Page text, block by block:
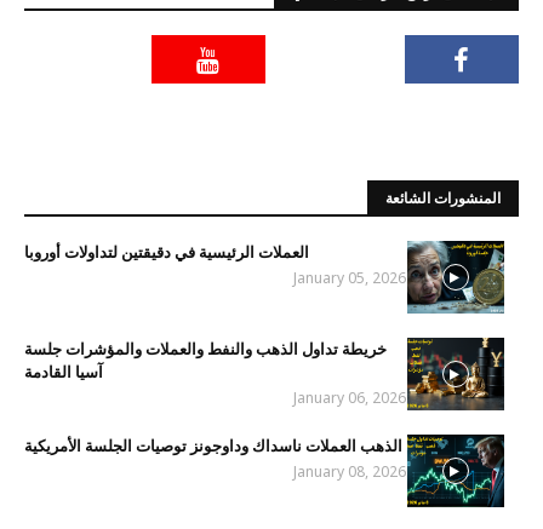
المنشورات الشائعة
العملات الرئيسية في دقيقتين لتداولات أوروبا
January 05, 2026
خريطة تداول الذهب والنفط والعملات والمؤشرات جلسة
آسيا القادمة
January 06, 2026
الذهب العملات ناسداك وداوجونز توصيات الجلسة الأمريكية
January 08, 2026